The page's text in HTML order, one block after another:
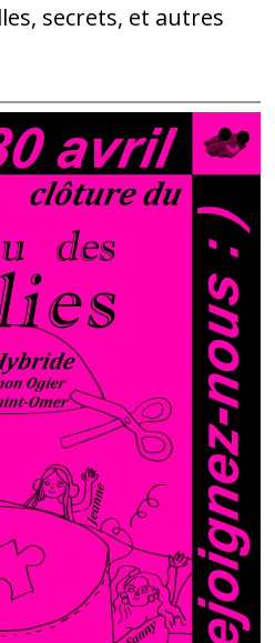
secrets, et autres